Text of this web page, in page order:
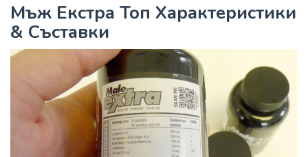
Мъж Екстра Топ Характеристики
& Съставки